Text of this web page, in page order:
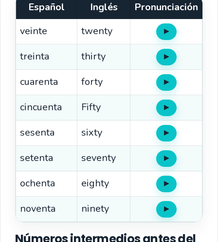
Español Inglés
Pronunciación
veinte
twenty ▶Oír
treinta thirty ▶Oír
cuarenta forty ▶Oír
cincuenta Fifty ▶Oír
sesenta sixty ▶Oír
setenta seventy ▶Oír
ochenta eighty ▶Oír
noventa ninety ▶Oír